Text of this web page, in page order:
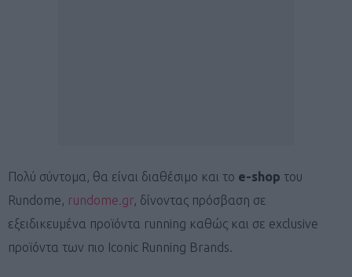
Πολύ σύντομα, θα είναι διαθέσιμο και το e-shop του
Rundome,
rundome.gr , δίνοντας πρόσβαση σε
εξειδικευμένα προϊόντα running καθώς και σε exclusive
προϊόντα των πιο Iconic Running Brands.